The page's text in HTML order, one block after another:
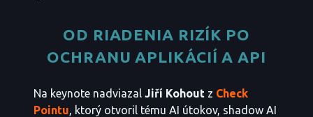
OD RIADENIA RIZÍK PO
OCHRANU APLIKÁCIÍ A API
Na keynote nadviazalJiří Kohoutz Check
Pointu, ktorý otvoril tému AI útokov, shadow AI